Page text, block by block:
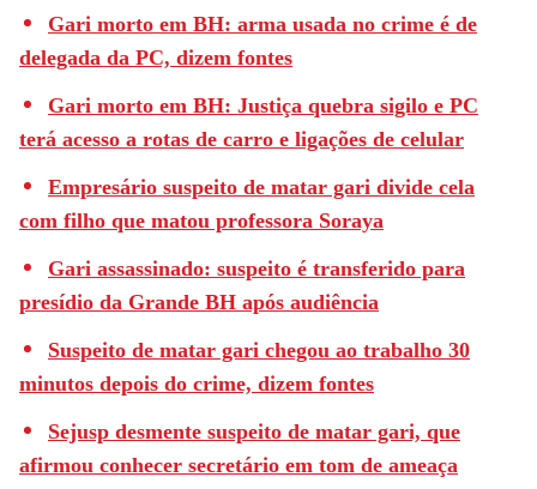
Gari morto em BH: arma usada no crime é de
delegada da PC, dizem fontes
Gari morto em BH: Justiça quebra sigilo e PC
terá acesso a rotas de carro e ligações de celular
Empresário suspeito de matar gari divide cela
com filho que matou professora Soraya
Gari assassinado: suspeito é transferido para
presídio da Grande BH após audiência
Suspeito de matar gari chegou ao trabalho 30
minutos depois do crime, dizem fontes
Sejusp desmente suspeito de matar gari, que
afirmou conhecer secretário em tom de ameaça